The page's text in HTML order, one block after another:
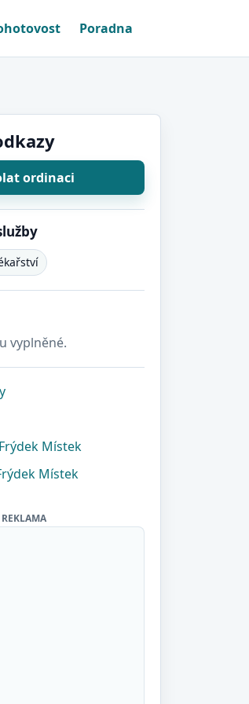
Poradna
ordinaci
vyplněné.
Místek
Místek
REKLAMA